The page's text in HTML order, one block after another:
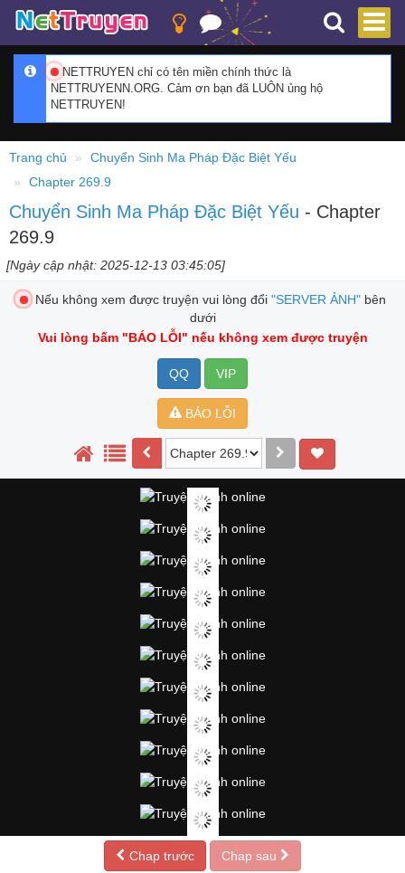
NETTRUYEN chỉ có tên miền chính thức là
NETTRUYENN.ORG. Cảm ơn bạn đã LUÔN ủng hộ
NETTRUYEN!
Trang chủ
Chuyển Sinh Ma Pháp Đặc Biệt Yếu
Chapter 269.9
Chuyển Sinh Ma Pháp Đặc Biệt Yếu - Chapter
269.9
[Ngày cập nhật: 2025-12-13 03:45:05]
Nếu không xem được truyện vui lòng đổi "SERVER ẢNH"bên
dưới
Vui lòng bấm "BÁO LỖI" nếu không xem được truyện
QQ VIP
BÁO LỖI
Chap trước Chap sau